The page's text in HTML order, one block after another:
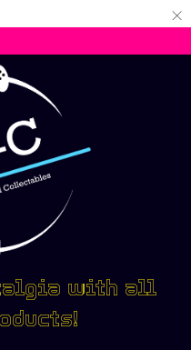
×
with all